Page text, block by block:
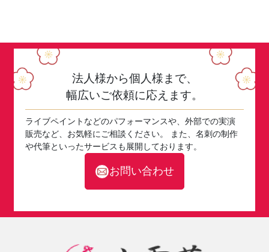
法人様から個人様まで、
幅広いご依頼に応えます。
ライブペイントなどのパフォーマンスや、外部での実演
販売など、お気軽にご相談ください。 また、名刺の制作
や代筆といったサービスも展開しております。
お問い合わせ